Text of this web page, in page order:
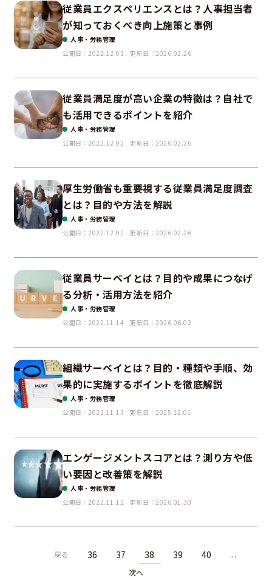
従業員エクスペリエンスとは？人事担当者
が知っておくべき向上施策と事例
人事・労務管理
公開日：2022.12.03
更新日：2026.02.26
従業員満足度が高い企業の特徴は？自社で
も活用できるポイントを紹介
人事・労務管理
公開日：2022.12.02
更新日：2026.02.26
厚生労働省も重要視する従業員満足度調査
とは？目的や方法を解説
人事・労務管理
公開日：2022.12.02
更新日：2026.02.26
従業員サーベイとは？目的や成果につなげ
る分析・活用方法を紹介
人事・労務管理
公開日：2022.11.14
更新日：2026.06.02
組織サーベイとは？目的・種類や手順、効
果的に実施するポイントを徹底解説
人事・労務管理
公開日：2022.11.13
更新日：2025.12.01
エンゲージメントスコアとは？測り方や低
い要因と改善策を解説
人事・労務管理
公開日：2022.11.12
更新日：2026.01.30
戻る 36 37 38 39 40
...
次へ